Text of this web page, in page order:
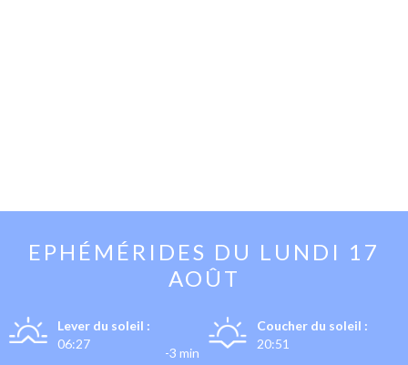
EPHÉMÉRIDES DU LUNDI 17
AOÛT
Lever du soleil :
06:27
-3 min
Coucher du soleil :
20:51